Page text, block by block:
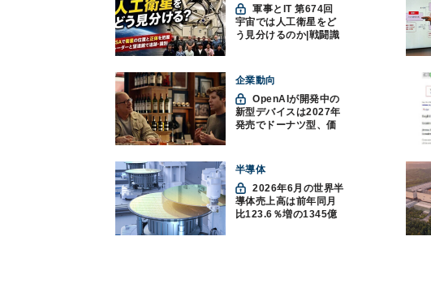
軍事とIT 第674回
宇宙では人工衛星をど
う見分けるのか|戦闘識
企業動向
OpenAIが開発中の
新型デバイスは2027年
発売でドーナツ型、価
半導体
2026年6月の世界半
導体売上高は前年同月
比123.6％増の1345億